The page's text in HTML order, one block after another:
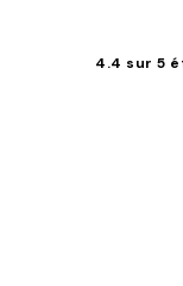
4.4 sur 5